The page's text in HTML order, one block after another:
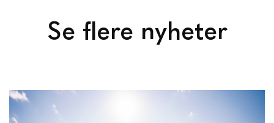
Se flere nyheter